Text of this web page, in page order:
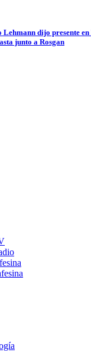
dijo presente
junto a Rosgan